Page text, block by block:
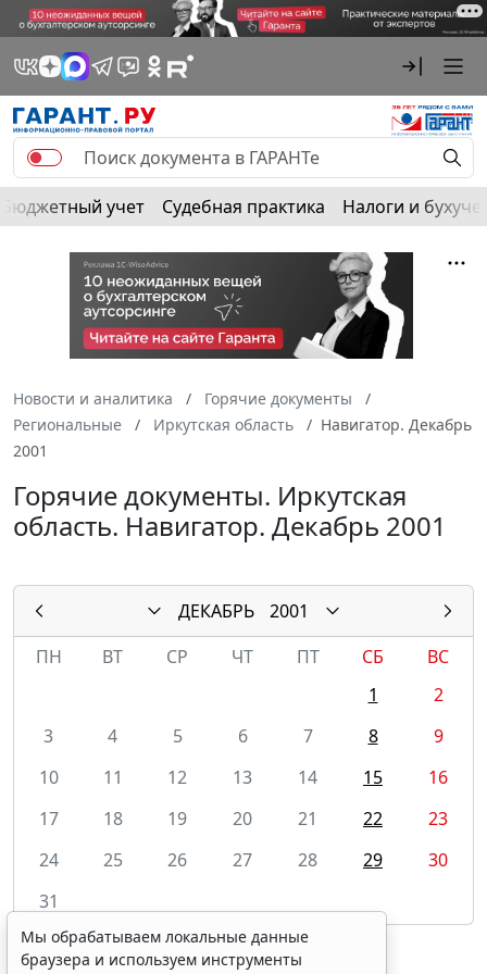
Бюджетный учет Судебная практика Налоги и
Новости и аналитика
Горячие документы
Региональные
Иркутская область
Навигатор. Декабрь
2001
Горячие документы. Иркутская
область. Навигатор. Декабрь 2001
ДЕКАБРЬ
2001
ПН
ВТ СР ЧТ ПТ СБ
ВС
1
2
3
4 5 6 7 8
9
10
11 12 13 14 15
16
17
18 19 20 21 22
23
24
25 26 27 28 29
30
31
Мы обрабатываем локальные данные
браузера и используем инструменты